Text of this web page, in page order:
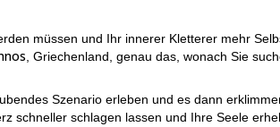
müssen und Ihr innerer Kletterer mehr
, Griechenland, genau das, wonach Sie
Szenario erleben und es dann
schneller schlagen lassen und Ihre Seele